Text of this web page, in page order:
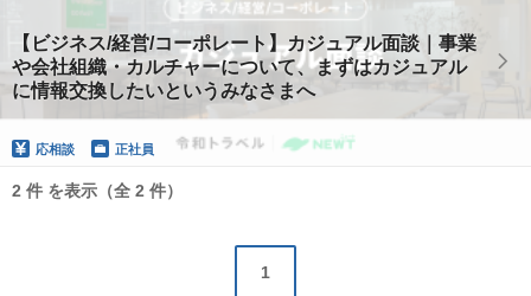
【ビジネス/経営/コーポレート】カジュアル面談｜事業
や会社組織・カルチャーについて、まずはカジュアル
に情報交換したいというみなさまへ
応相談 正社員
2 件 を表示（全 2 件）
1